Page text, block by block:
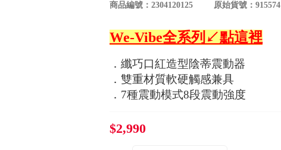
商品編號：2304120125 原始貨號：915574
We-Vibe全系列↙點這裡
．纖巧口紅造型陰蒂震動器
．雙重材質軟硬觸感兼具
．7種震動模式8段震動強度
$2,990